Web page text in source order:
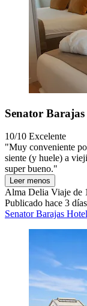
Senator
10/10 Excelente
"Muy conveniente
siente (y huele) a
super bueno."
Leer menos
Alma Delia Viaje de
Publicado hace 3 días
Senator Barajas Hotel